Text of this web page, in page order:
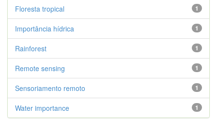
1
Floresta tropical
1
Importância hídrica
1
Rainforest
1
Remote sensing
1
Sensoriamento remoto
1
Water importance